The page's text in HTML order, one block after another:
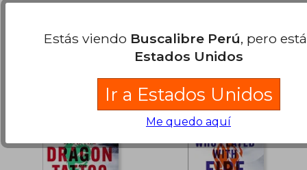
Estás viendo Buscalibre Perú, pero
Estados Unidos
Ir a Estados Unidos
Me quedo aquí